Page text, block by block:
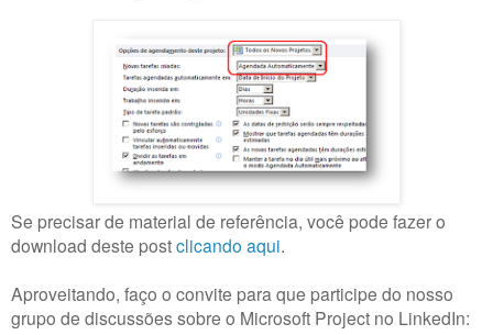
Se precisar de material de referência, você pode fazer o
download deste postclicando aqui.
Aproveitando, faço o convite para que participe do nosso
grupo de discussões sobre o Microsoft Project no LinkedIn: